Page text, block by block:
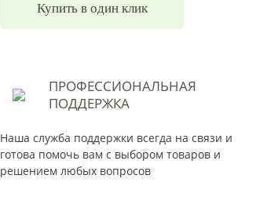
Купить в один клик
ПРОФЕССИОНАЛЬНАЯ
ПОДДЕРЖКА
Наша служба поддержки всегда на связи и
готова помочь вам с выбором товаров и
решением любых вопросов